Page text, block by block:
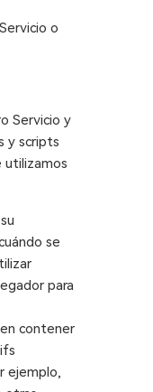
o
Servicio y
y scripts
utilizamos
se
para
contener
ejemplo,